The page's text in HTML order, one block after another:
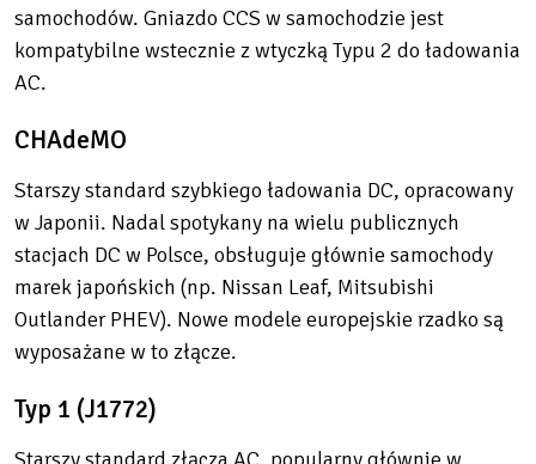
samochodów. Gniazdo CCS w samochodzie jest
kompatybilne wstecznie z wtyczką Typu 2 do ładowania
AC.
CHAdeMO
Starszy standard szybkiego ładowania DC, opracowany
w Japonii. Nadal spotykany na wielu publicznych
stacjach DC w Polsce, obsługuje głównie samochody
marek japońskich (np. Nissan Leaf, Mitsubishi
Outlander PHEV). Nowe modele europejskie rzadko są
wyposażane w to złącze.
Typ 1 (J1772)